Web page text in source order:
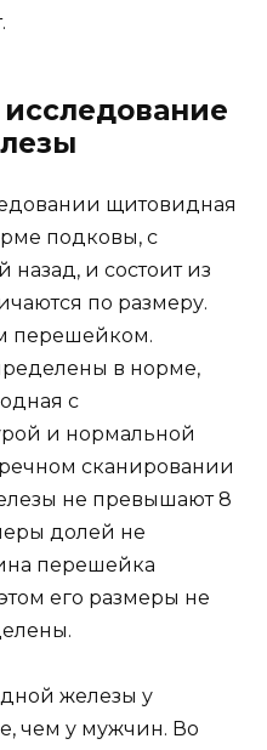
щитовидная
подковы, с
назад, и состоит из
по размеру.
перешейком.
в норме,
с
и нормальной
сканировании
не превышают 8
долей не
перешейка
его размеры не
железы у
чем у мужчин. Во